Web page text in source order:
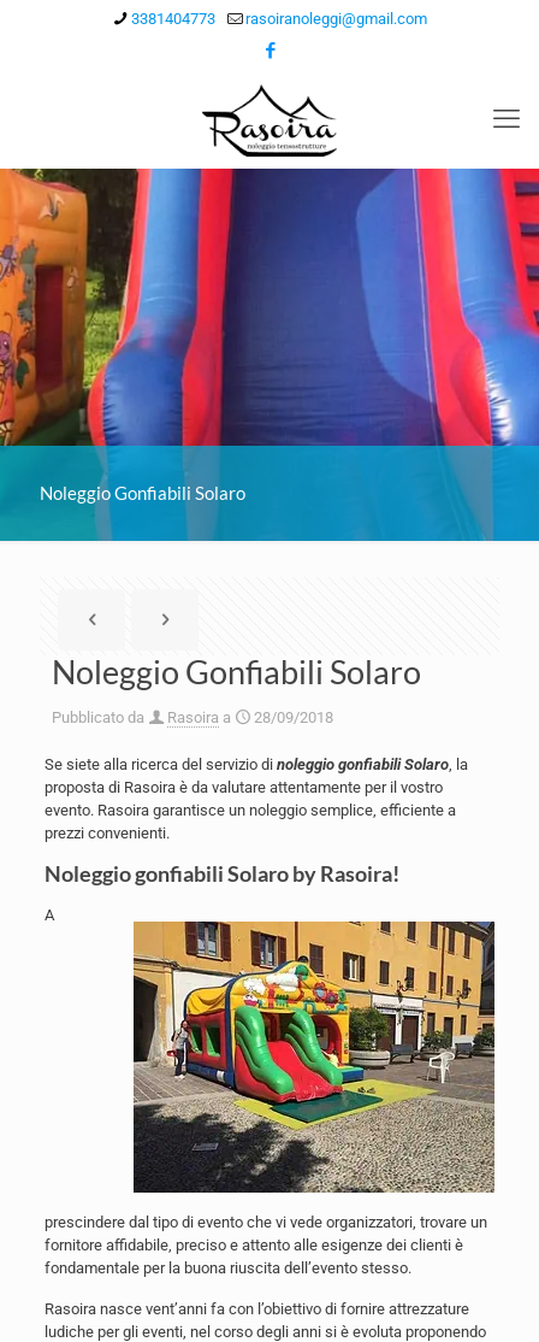
3381404773 rasoiranoleggi@gmail.com
Noleggio Gonfiabili Solaro
Noleggio Gonfiabili Solaro
Pubblicato da Rasoira a 28/09/2018
Se siete alla ricerca del servizio di noleggio gonfiabili Solaro, la
proposta di Rasoira è da valutare attentamente per il vostro
evento. Rasoira garantisce un noleggio semplice, efficiente a
prezzi convenienti.
Noleggio gonfiabili Solaro by Rasoira!
A
prescindere dal tipo di evento che vi vede organizzatori, trovare un
fornitore affidabile, preciso e attento alle esigenze dei clienti è
fondamentale per la buona riuscita dell’evento stesso.
Rasoira nasce vent’anni fa con l’obiettivo di fornire attrezzature
ludiche per gli eventi, nel corso degli anni si è evoluta proponendo